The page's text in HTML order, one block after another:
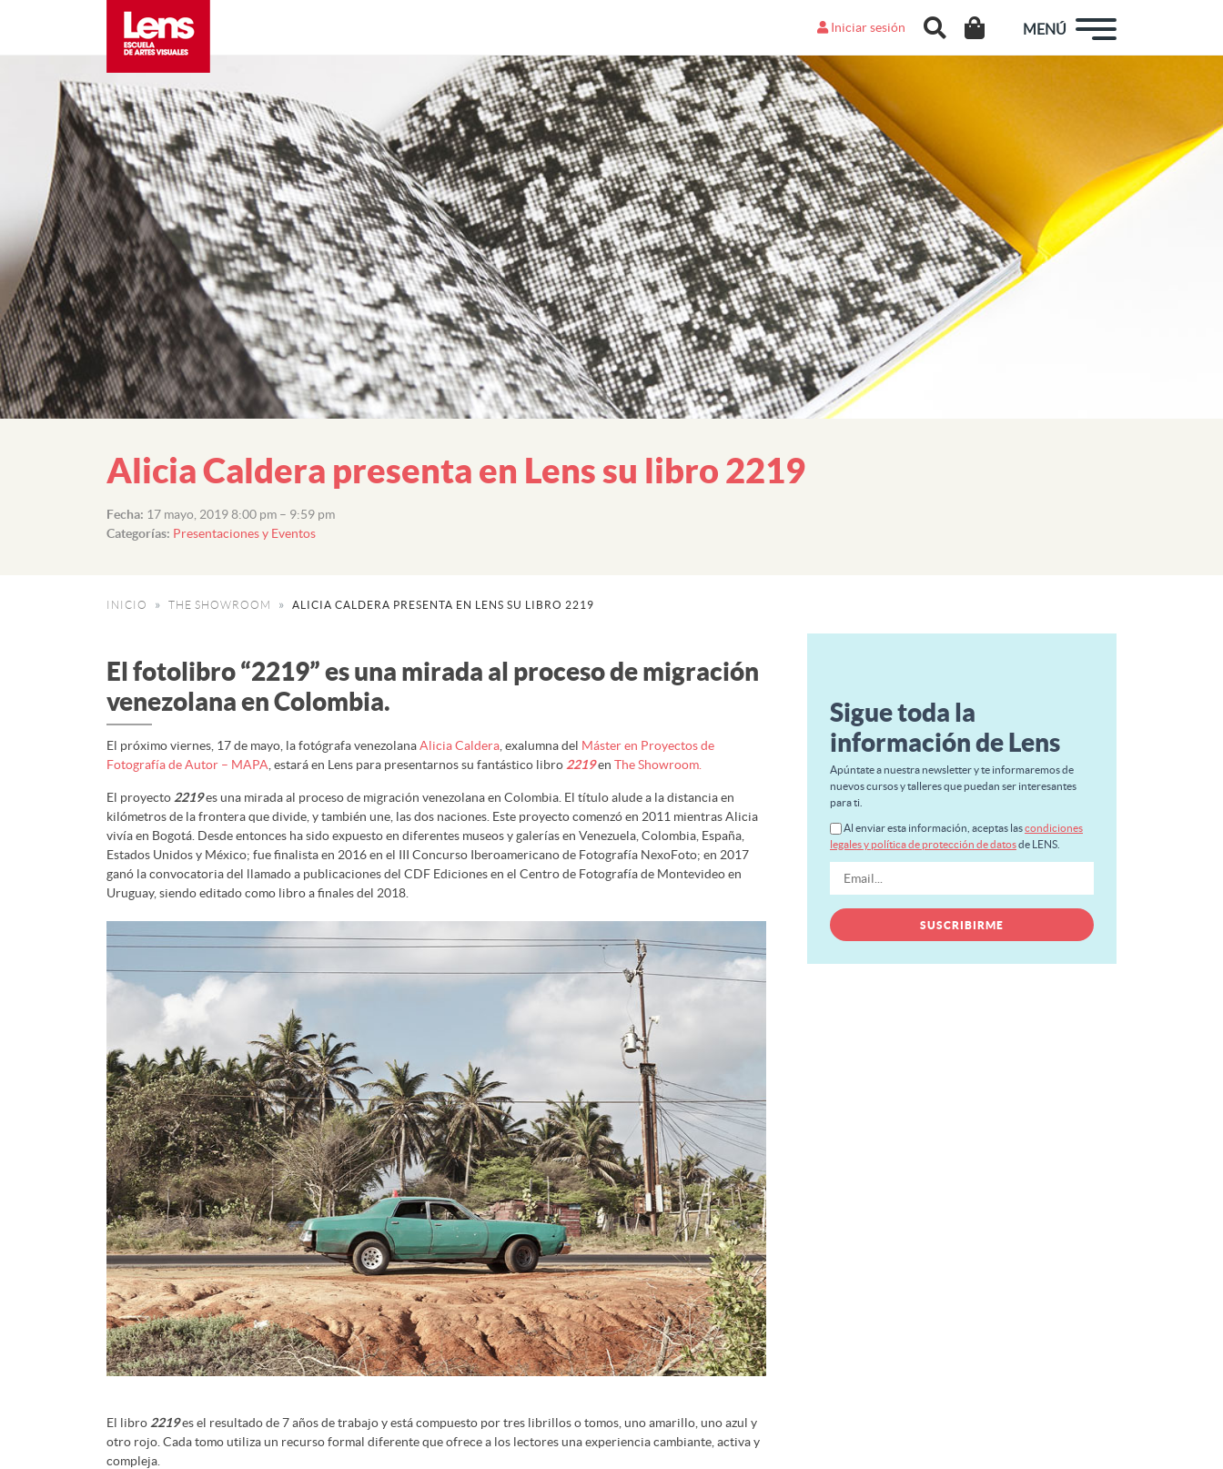
Iniciar sesión MENÚ
Alicia Caldera presenta en Lens su libro 2219
Fecha: 17 mayo, 2019 8:00 pm – 9:59 pm
Categorías: Presentaciones y Eventos
INICIO THE SHOWROOM ALICIA CALDERA PRESENTA EN LENS SU LIBRO 2219
El fotolibro “2219” es una mirada al proceso de migración
venezolana en Colombia.
El próximo viernes, 17 de mayo, la fotógrafa venezolanaAlicia Caldera , exalumna del Máster en Proyectos de
Fotografía de Autor – MAPA , estará en Lens para presentarnos su fantástico libro 2219en The Showroom.
El proyecto 2219es una mirada al proceso de migración venezolana en Colombia. El título alude a la distancia en
kilómetros de la frontera que divide, y también une, las dos naciones. Este proyecto comenzó en 2011 mientras Alicia
vivía en Bogotá. Desde entonces ha sido expuesto en diferentes museos y galerías en Venezuela, Colombia, España,
Estados Unidos y México; fue finalista en 2016 en el III Concurso Iberoamericano de Fotografía NexoFoto; en 2017
ganó la convocatoria del llamado a publicaciones del CDF Ediciones en el Centro de Fotografía de Montevideo en
Uruguay, siendo editado como libro a finales del 2018.
El libro 2219es el resultado de 7 años de trabajo y está compuesto por tres librillos o tomos, uno amarillo, uno azul y
otro rojo. Cada tomo utiliza un recurso formal diferente que ofrece a los lectores una experiencia cambiante, activa y
compleja.
Sigue toda la
información de Lens
Apúntate a nuestra newsletter y te informaremos de
nuevos cursos y talleres que puedan ser interesantes
para ti.
Al enviar esta información, aceptas lascondiciones
legales y política de protección de datosde LENS.